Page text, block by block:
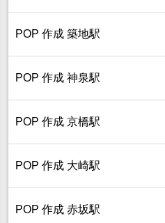
POP 作成 築地駅
POP 作成 神泉駅
POP 作成 京橋駅
POP 作成 大崎駅
POP 作成 赤坂駅